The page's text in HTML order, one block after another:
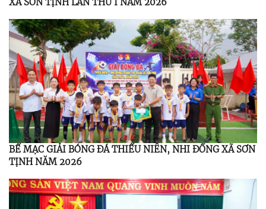
BẾ MẠC GIẢI BÓNG ĐÁ THIẾU NIÊN, NHI ĐỒNG XÃ SƠN
TỊNH NĂM 2026